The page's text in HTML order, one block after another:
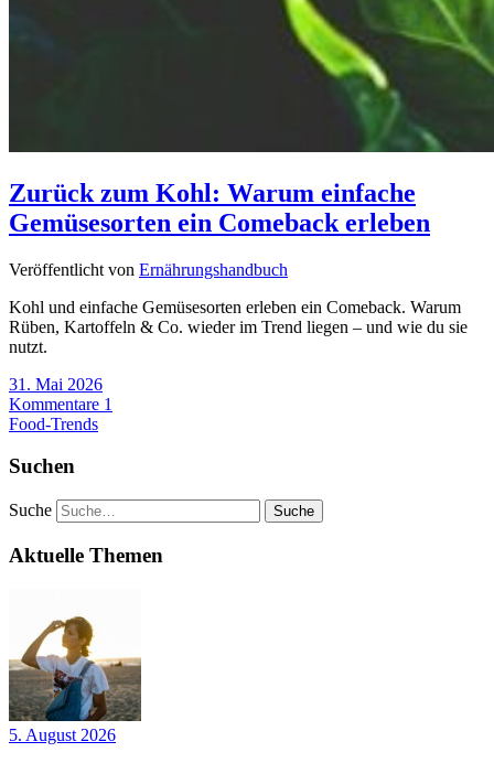
Zurück zum Kohl: Warum einfache
Gemüsesorten ein Comeback erleben
Veröffentlicht von Ernährungshandbuch
Kohl und einfache Gemüsesorten erleben ein Comeback. Warum
Rüben, Kartoffeln & Co. wieder im Trend liegen – und wie du sie
nutzt.
31. Mai 2026
Kommentare 1
Food-Trends
Suchen
Suche
Aktuelle Themen
5. August 2026